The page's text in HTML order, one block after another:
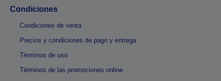
Condiciones
Condiciones de venta
Precios y condiciones de pago y entrega
Términos de uso
Términos de las promociones online